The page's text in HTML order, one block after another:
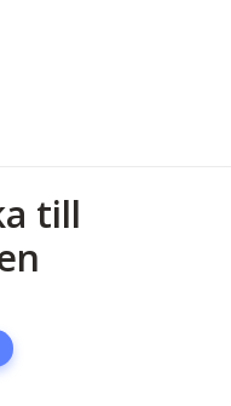
till